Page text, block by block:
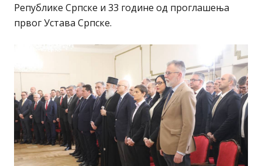
Републике Српске и 33 године од проглашења
првог Устава Српске.